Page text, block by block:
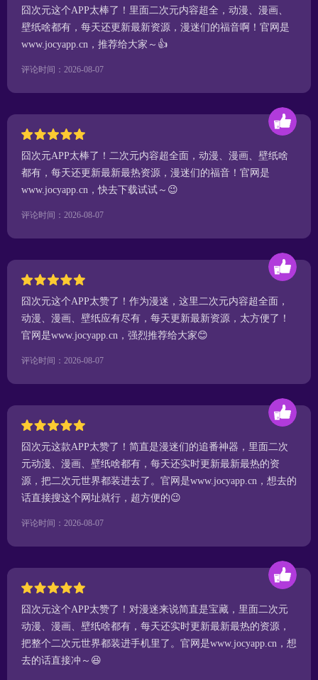
囧次元这个APP太棒了！里面二次元内容超全，动漫、漫画、
壁纸啥都有，每天还更新最新资源，漫迷们的福音啊！官网是
www.jocyapp.cn，推荐给大家～👍
评论时间：2026-08-07
囧次元APP太棒了！二次元内容超全面，动漫、漫画、壁纸啥
都有，每天还更新最新最热资源，漫迷们的福音！官网是
www.jocyapp.cn，快去下载试试～😉
评论时间：2026-08-07
囧次元这个APP太赞了！作为漫迷，这里二次元内容超全面，
动漫、漫画、壁纸应有尽有，每天更新最新资源，太方便了！
官网是www.jocyapp.cn，强烈推荐给大家😊
评论时间：2026-08-07
囧次元这款APP太赞了！简直是漫迷们的追番神器，里面二次
元动漫、漫画、壁纸啥都有，每天还实时更新最新最热的资
源，把二次元世界都装进去了。官网是www.jocyapp.cn，想去的
话直接搜这个网址就行，超方便的😉
评论时间：2026-08-07
囧次元这个APP太赞了！对漫迷来说简直是宝藏，里面二次元
动漫、漫画、壁纸啥都有，每天还实时更新最新最热的资源，
把整个二次元世界都装进手机里了。官网是www.jocyapp.cn，想
去的话直接冲～😆